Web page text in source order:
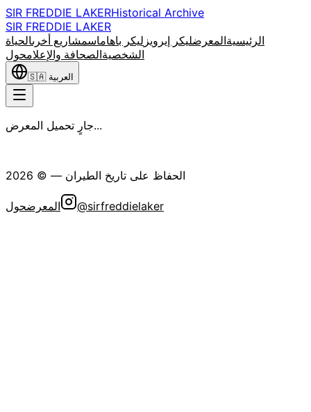
SIR FREDDIE LAKERHistorical Archive
SIR FREDDIE LAKER
الرئيسيةالمعرضليكر إيرويز ليكر باهاماسمشاريع أخرىالحياة
الشخصيةالصحافة والإعلامحول
🇸🇦 العربية
جارٍ تحميل المعرض...
الحفاظ على تاريخ الطيران — ©
2026
المعرضحول @sirfreddielaker